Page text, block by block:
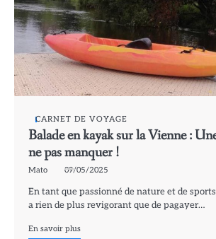
CARNET DE VOYAGE
Balade en kayak sur la Vienne :
ne pas manquer !
Mato 09/05/2025
En tant que passionné de nature et de
a rien de plus revigorant que de pagayer…
En savoir plus